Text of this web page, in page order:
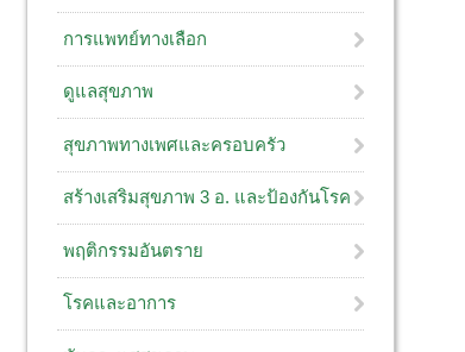
การแพทย์ทางเลือก
ดูแลสุขภาพ
สุขภาพทางเพศและครอบครัว
สร้างเสริมสุขภาพ 3 อ. ​และป้องกันโรค
พฤติกรรมอันตราย
โรคและอาการ